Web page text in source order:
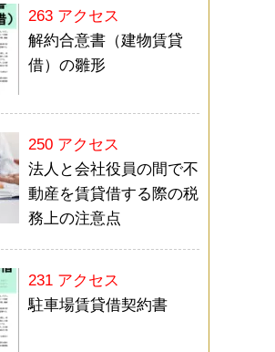
263 アクセス
解約合意書（建物賃貸
借）の雛形
250 アクセス
法人と会社役員の間で不
動産を賃貸借する際の税
務上の注意点
231 アクセス
駐車場賃貸借契約書